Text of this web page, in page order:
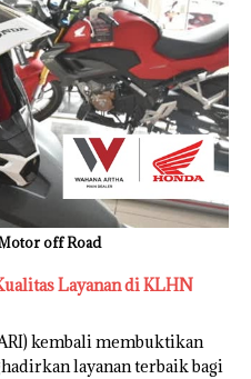
off Road
Layanan di KLHN
kembali membuktikan
layanan terbaik bagi